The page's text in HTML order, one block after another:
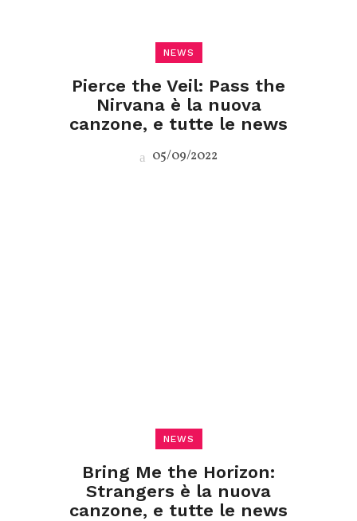
NEWS
Pierce the Veil: Pass the
Nirvana è la nuova
canzone, e tutte le news
05/09/2022
NEWS
Bring Me the Horizon:
Strangers è la nuova
canzone, e tutte le news